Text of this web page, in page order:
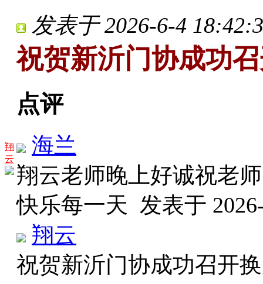
翔
云
发表于 2026-6-4
祝贺新沂门协成功
点评
海兰
翔云老师晚上好诚祝老
快乐每一天 发表于
翔云
祝贺新沂门协成功召开